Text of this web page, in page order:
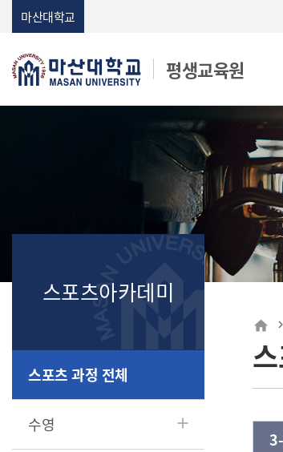
Skip Menu
마산대학교
마산대학교 평생교육원
스포츠아카데미
스포츠 과정 전체
수영
home 메인